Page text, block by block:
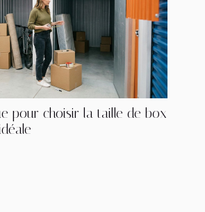
pour choisir la taille de box